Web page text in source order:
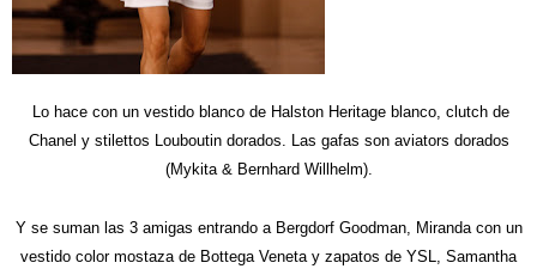
Lo hace con un vestido blanco de Halston Heritage blanco, clutch de
Chanel y stilettos Louboutin dorados. Las gafas son aviators dorados
(Mykita & Bernhard Willhelm).
Y se suman las 3 amigas entrando a Bergdorf Goodman, Miranda con un
vestido color mostaza de Bottega Veneta y zapatos de YSL, Samantha